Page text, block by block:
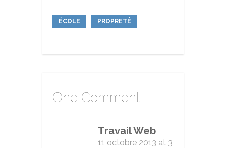
ÉCOLE PROPRETÉ
One Comment
Travail Web
11 octobre 2013 at 3